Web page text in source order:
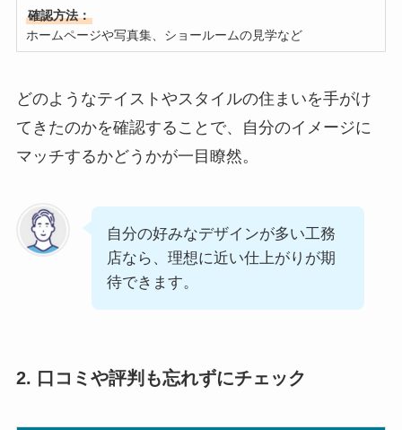
確認方法：
ホームページや写真集、ショールームの見学など
どのようなテイストやスタイルの住まいを手がけ
てきたのかを確認することで、自分のイメージに
マッチするかどうかが一目瞭然。
自分の好みなデザインが多い工務
店なら、理想に近い仕上がりが期
待できます。
2. 口コミや評判も忘れずにチェック